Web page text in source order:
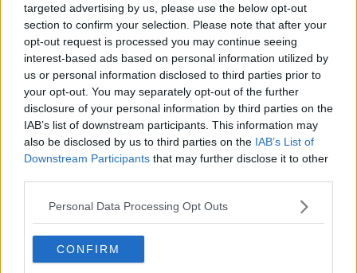
targeted advertising by us, please use the below opt-out
section to confirm your selection. Please note that after your
opt-out request is processed you may continue seeing
interest-based ads based on personal information utilized by
us or personal information disclosed to third parties prior to
your opt-out. You may separately opt-out of the further
disclosure of your personal information by third parties on the
IAB’s list of downstream participants. This information may
also be disclosed by us to third parties on the IAB’s List of
Downstream Participants that may further disclose it to other
Personal Data Processing Opt Outs
CONFIRM
Di seguito gli altri Comuni interessati con i relativi casi: per la zona
Valdera-Alta Vadicecina
Bientina251, Buti144, Calcinaia
Capannoli174, Casciana Terme Lari252, Castelnuovo Val di
Cecina13,Chianni 14,Lajatico39,Montecatini Val di Cecina
18,Palaia108,Peccioli128,Pomarance43,Terricciola139,
Volterra141.
Per la zona Valli Etrusche, invece, Bibbona 17, Campiglia Marittima
Castellina
Marittima15, Cecina 328,Guardistallo17, Montescudaio
Monteverdi Marittimo6, Piombino 248,Riparbella10, Rosignano
Marittimo 411,Santa Luce
Suvereto 24.